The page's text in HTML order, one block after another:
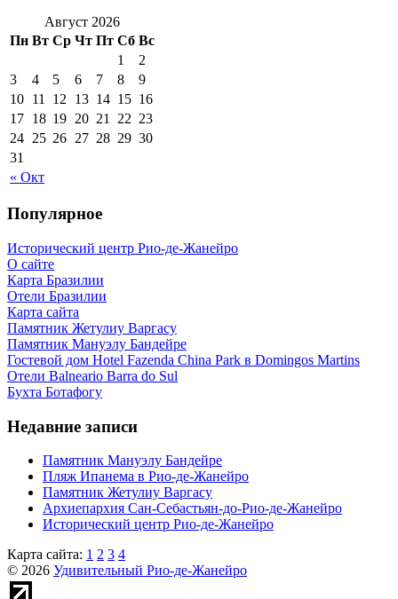
Август 2026
Пн Вт Ср Чт Пт Сб Вс
« Окт
1
2
3
4 5 6 7 8
9
10 11 12 13 14 15 16
17 18 19 20 21 22 23
24 25 26 27 28 29 30
31
Популярное
Исторический центр Рио-де-Жанейро
О сайте
Карта Бразилии
Отели Бразилии
Карта сайта
Памятник Жетулиу Варгасу
Памятник Мануэлу Бандейре
Гостевой дом Hotel Fazenda China Park в Domingos Martins
Отели Balneario Barra do Sul
Бухта Ботафогу
Недавние записи
Памятник Мануэлу Бандейре
Пляж Ипанема в Рио-де-Жанейро
Памятник Жетулиу Варгасу
Архиепархия Сан-Себастьян-до-Рио-де-Жанейро
Исторический центр Рио-де-Жанейро
Карта сайта: 1 2 3 4
© 2026 Удивительный Рио-де-Жанейро